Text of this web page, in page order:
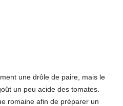
une drôle de paire, mais le
un peu acide des tomates.
romaine afin de préparer un